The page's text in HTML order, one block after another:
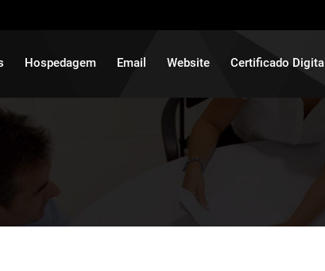
Hospedagem Email Website Certificado Digital